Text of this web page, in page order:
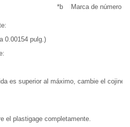
*b Marca de número
0.00154 pulg.)
es superior al máximo, cambie el
el plastigage completamente.